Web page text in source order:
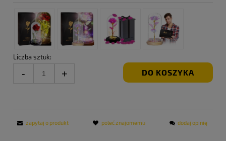
Liczba sztuk:
DO KOSZYKA
zapytaj o produkt poleć znajomemu dodaj opinię